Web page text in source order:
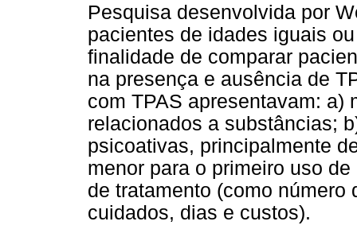
Pesquisa desenvolvida por
pacientes de idades iguais
finalidade de comparar
na presença e ausência de
com TPAS apresentavam: a)
relacionados a substâncias;
psicoativas, principalmente
menor para o primeiro uso
de tratamento (como
cuidados, dias e custos).